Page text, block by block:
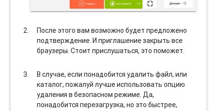
После этого вам возможно будет предложено
подтверждение. И приглашение закрыть все
браузеры. Стоит прислушаться, это поможет.
В случае, если понадобится удалить файл, или
каталог, пожалуй лучше использовать опцию
удаления в безопасном режиме. Да,
понадобится перезагрузка, но это быстрее,